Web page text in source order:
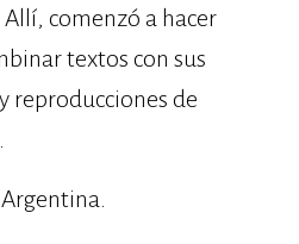
comenzó a hacer
textos con sus
reproducciones de